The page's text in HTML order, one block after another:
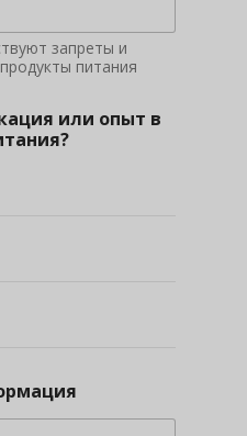
запреты и
питания
или опыт в